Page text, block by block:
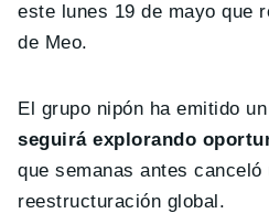
este lunes 19 de mayo que
de Meo.
El grupo nipón ha emitido
seguirá explorando
que semanas antes
reestructuración global.